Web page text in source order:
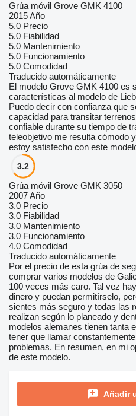
Grúa móvil Grove GMK 4100
2015 Año
5.0 Precio
5.0 Fiabilidad
5.0 Mantenimiento
5.0 Funcionamiento
5.0 Comodidad
Traducido automáticamente
El modelo Grove GMK 4100 es
características al modelo de
Puedo decir con confianza que
capacidad para transitar
confiable durante su tiempo de
teleobjetivo me resulta cómodo
estoy satisfecho con este
3.2
Grúa móvil Grove GMK 3050
2007 Año
3.0 Precio
3.0 Fiabilidad
3.0 Mantenimiento
3.0 Funcionamiento
4.0 Comodidad
Traducido automáticamente
Por el precio de esta grúa de
comprar varios modelos de
100 veces más caro. Tal vez
dinero y puedan permitírselo,
sientes más seguro y todas las
realizan según lo planeado y
modelos alemanes tienen tanta
tener que llamar
problemas. En resumen, en mi
de este modelo.
Añadir